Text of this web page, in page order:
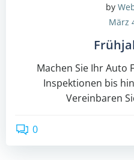
by
März
Machen Sie Ihr Auto
Inspektionen bis
Vereinbaren
0